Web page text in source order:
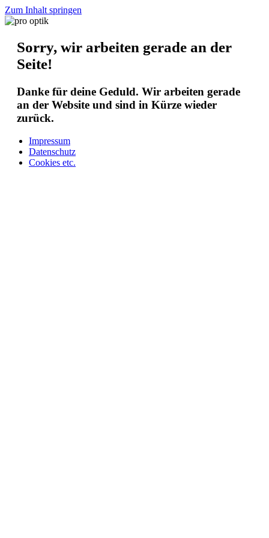
Zum Inhalt springen
Sorry, wir arbeiten gerade an der
Seite!
Danke für deine Geduld. Wir arbeiten gerade
an der Website und sind in Kürze wieder
zurück.
Impressum
Datenschutz
Cookies etc.